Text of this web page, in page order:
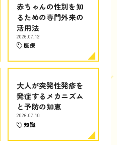
赤ちゃんの性別を知
るための専門外来の
活用法
2026.07.12
医療
大人が突発性発疹を
発症するメカニズム
と予防の知恵
2026.07.10
知識